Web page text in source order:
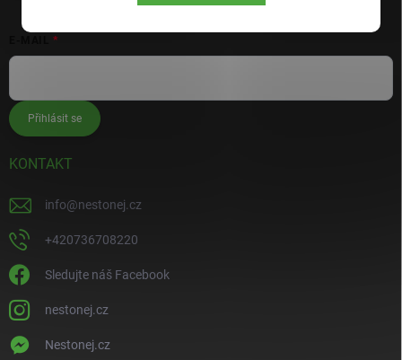
Přihlásit se
KONTAKT
info@nestonej.cz
+420736708220
Sledujte náš Facebook
nestonej.cz
Nestonej.cz